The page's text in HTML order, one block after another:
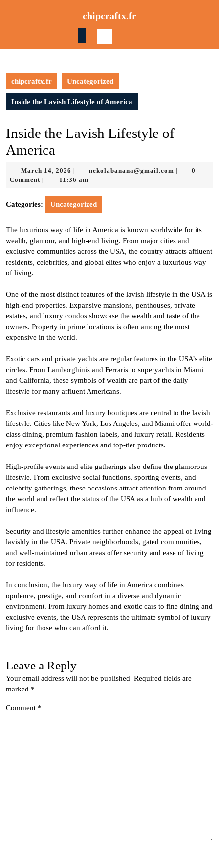
chipcraftx.fr
chipcraftx.fr Uncategorized
Inside the Lavish Lifestyle of America
Inside the Lavish Lifestyle of
America
March 14, 2026 March
14,
nekolabanana@gmail.com
0
Comment
11:36 am
Categories: Uncategorized
The luxurious way of life in America is known worldwide for its
wealth, glamour, and high-end living. From major cities and
exclusive communities across the USA, the country attracts affluent
residents, celebrities, and global elites who enjoy a luxurious way
of living.
One of the most distinct features of the lavish lifestyle in the USA is
high-end properties. Expansive mansions, penthouses, private
estates, and luxury condos showcase the wealth and taste of the
owners. Property in prime locations is often among the most
expensive in the world.
Exotic cars and private yachts are regular features in the USA’s elite
circles. From Lamborghinis and Ferraris to superyachts in Miami
and California, these symbols of wealth are part of the daily
lifestyle for many affluent Americans.
Exclusive restaurants and luxury boutiques are central to the lavish
lifestyle. Cities like New York, Los Angeles, and Miami offer world-
class dining, premium fashion labels, and luxury retail. Residents
enjoy exceptional experiences and top-tier products.
High-profile events and elite gatherings also define the glamorous
lifestyle. From exclusive social functions, sporting events, and
celebrity gatherings, these occasions attract attention from around
the world and reflect the status of the USA as a hub of wealth and
influence.
Security and lifestyle amenities further enhance the appeal of living
lavishly in the USA. Private neighborhoods, gated communities,
and well-maintained urban areas offer security and ease of living
for residents.
In conclusion, the luxury way of life in America combines
opulence, prestige, and comfort in a diverse and dynamic
environment. From luxury homes and exotic cars to fine dining and
exclusive events, the USA represents the ultimate symbol of luxury
living for those who can afford it.
Leave a Reply
Your email address will not be published. Required fields are
marked *
Comment *